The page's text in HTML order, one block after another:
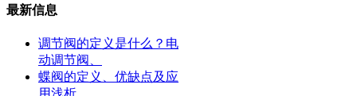
最新信息
调节阀的定义是什么？电
动调节阀、
蝶阀的定义、优缺点及应